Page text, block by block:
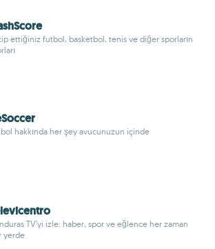
ettiğiniz futbol, basketbol, tenis ve diğer sporların
hakkında her şey avucunuzun içinde
TV’yi izle: haber, spor ve eğlence her zaman
yerde